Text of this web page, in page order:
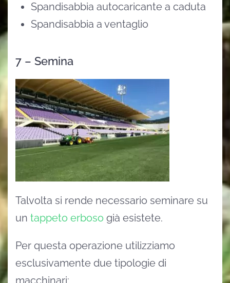
Spandisabbia autocaricante a caduta
Spandisabbia a ventaglio
7 – Semina
Talvolta si rende necessario seminare su
un tappeto erboso già esistete.
Per questa operazione utilizziamo
esclusivamente due tipologie di
macchinari: